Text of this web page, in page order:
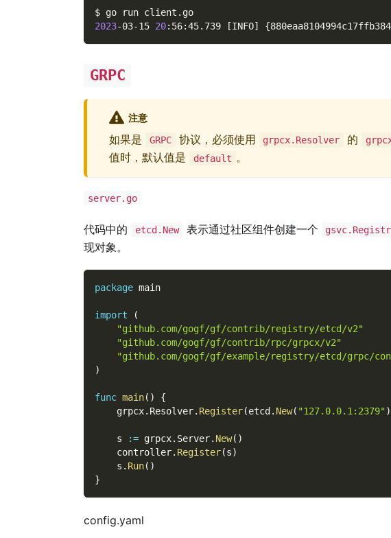
$ go run client.go
2023-03-15 20:56:45.739 [INFO] {
GRPC
注意
如果是 GRPC 协议，必须使用 grpcx.Resolver 的
值时，默认值是 default 。
server.go
代码中的 etcd.New 表示通过社区组件创建一个
现对象。
package main
import
(
"github.com/gogf/gf/contrib/registry/etcd/v2"
"github.com/gogf/gf/contrib/rpc/grpcx/v2"
"github.com/gogf/gf/example/registry/etcd/grpc/
)
func main( )
{
    grpcx
. Resolver. Register(etcd . New( "127.0.0.1:2379")
    s
:= grpcx. Server. New( )
    controller
. Register(s)
    s
. Run( )
}
config.yaml